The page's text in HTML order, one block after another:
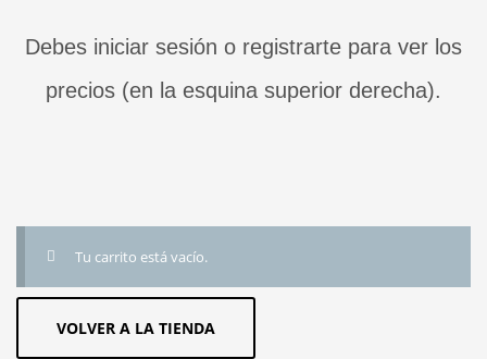
Debes iniciar sesión o registrarte para ver los
precios (en la esquina superior derecha).
Tu carrito está vacío.
VOLVER A LA TIENDA